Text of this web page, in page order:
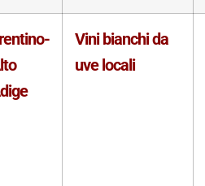
Vini bianchi da
uve locali